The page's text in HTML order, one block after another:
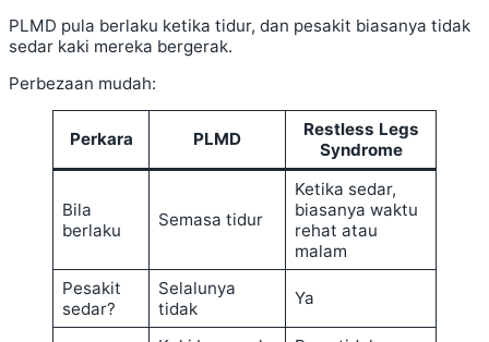
PLMD pula berlaku ketika tidur, dan pesakit biasanya tidak
sedar kaki mereka bergerak.
Perbezaan mudah:
Perkara PLMD
Restless Legs
Syndrome
Bila
berlaku
Semasa tidur
Ketika sedar,
biasanya waktu
rehat atau
malam
Pesakit
sedar?
Selalunya
tidak
Ya